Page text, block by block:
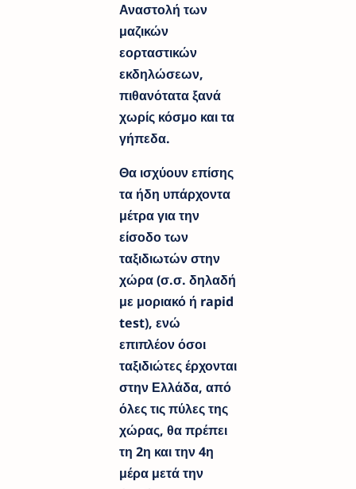
Αναστολή των
μαζικών
εορταστικών
εκδηλώσεων,
πιθανότατα ξανά
χωρίς κόσμο και τα
γήπεδα.
Θα ισχύουν επίσης
τα ήδη υπάρχοντα
μέτρα για την
είσοδο των
ταξιδιωτών στην
χώρα (σ.σ. δηλαδή
με μοριακό ή rapid
test), ενώ
επιπλέον όσοι
ταξιδιώτες έρχονται
στην Ελλάδα, από
όλες τις πύλες της
χώρας, θα πρέπει
τη 2η και την 4η
μέρα μετά την